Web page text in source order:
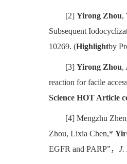
[2] Yirong Zhou,
Subsequent
10269. (Highlightby
[3] Yirong Zhou,
reaction for facile
Science HOT Article
[4] Mengzhu
Zhou, Lixia Chen,*
EGFR and PARP”， J.